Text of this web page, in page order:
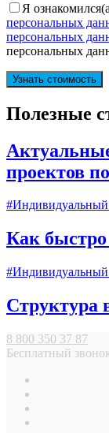
Я
персональных
персональных
персональных
Полезные
проектов
#Индивидуальный
Как быстро
#Индивидуальный
Структура
8 800 350 37 87
Бесплатный